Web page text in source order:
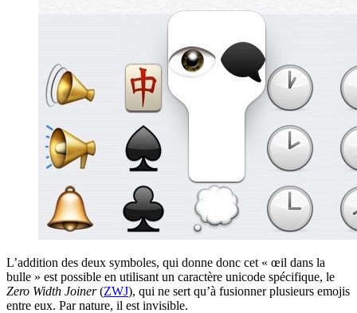
L’addition des deux symboles, qui donne donc cet « œil dans la
bulle » est possible en utilisant un caractère unicode spécifique, le
Zero Width Joiner(ZWJ), qui ne sert qu’à fusionner plusieurs emojis
entre eux. Par nature, il est invisible.